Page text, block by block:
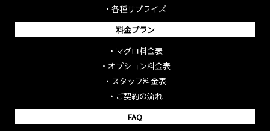
・ 各種サプライズ
料金プラン
・ マグロ料金表
・ オプション料金表
・ スタッフ料金表
・ ご契約の流れ
FAQ